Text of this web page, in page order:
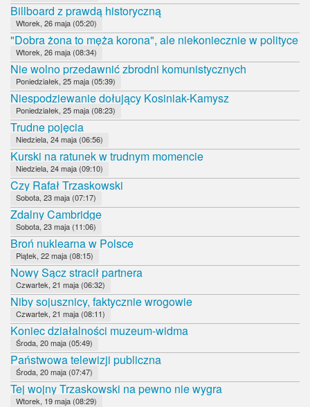
Billboard z prawdą historyczną
Wtorek, 26 maja (05:20)
"Dobra żona to męża korona", ale niekoniecznie w polityce
Wtorek, 26 maja (08:34)
Nie wolno przedawnić zbrodni komunistycznych
Poniedziałek, 25 maja (05:39)
Niespodziewanie dołujący Kosiniak-Kamysz
Poniedziałek, 25 maja (08:23)
Trudne pojęcia
Niedziela, 24 maja (06:56)
Kurski na ratunek w trudnym momencie
Niedziela, 24 maja (09:10)
Czy Rafał Trzaskowski
Sobota, 23 maja (07:17)
Zdalny Cambridge
Sobota, 23 maja (11:06)
Broń nuklearna w Polsce
Piątek, 22 maja (08:15)
Nowy Sącz stracił partnera
Czwartek, 21 maja (06:32)
Niby sojusznicy, faktycznie wrogowie
Czwartek, 21 maja (08:11)
Koniec działalności muzeum-widma
Środa, 20 maja (05:49)
Państwowa telewizji publiczna
Środa, 20 maja (07:47)
Tej wojny Trzaskowski na pewno nie wygra
Wtorek, 19 maja (08:29)